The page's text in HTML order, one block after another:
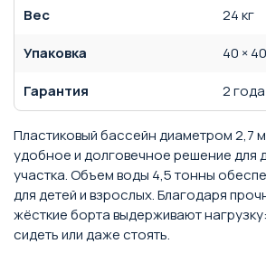
Вес
24 кг
Упаковка
40 ×
Гарантия
2 года
Пластиковый бассейн диаметром 2,7
удобное и долговечное решение для
участка. Объем воды 4,5 тонны
для детей и взрослых. Благодаря
жёсткие борта выдерживают
сидеть или даже стоять.